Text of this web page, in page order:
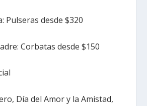
Pulseras desde $320
Corbatas desde $150
Día del Amor y la Amistad,